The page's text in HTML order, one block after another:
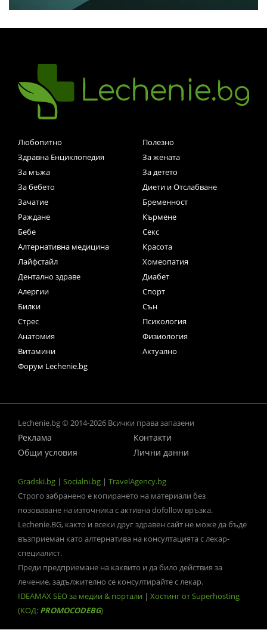
Любопитно
Полезно
Здравна Енциклопедия
За жената
За мъжа
За детето
За бебето
Диети и Отслабване
Зачатие
Бременност
Раждане
Кърмене
Бебе
Секс
Алтернативна медицина
Красота
Лайфстайл
Хомеопатия
Дентално здраве
Диабет
Алергии
Спорт
Билки
Сън
Стрес
Психология
Анатомия
Физиология
Витамини
Актуално
Форум Lechenie.bg
Lechenie.bg © 2014-2026 Всички права запазени
Реклама
Контакти
Общи условия
Лични данни
Gradski.bg | Socialni.bg | TravelAgency.bg
Строго забранено е копирането на материали без
позоваване на източника с активна dofollow връзка.
Lechenie.BG, както и всеки друг здравен сайт не може да бъде
възприеман като алтернатива на консултацията с лекар-
специалист.
Преди предприемане на каквито и да било действия за
лечение, задължително се консултирайте с лекар.
IDEAMAX SEO за медии & портали | Хостинг от Superhosting
(КОД: PROMOCODEBG)